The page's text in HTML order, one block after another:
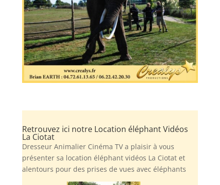
Retrouvez ici notre Location éléphant Vidéos
La Ciotat
Dresseur Animalier Cinéma TV a plaisir à vous
présenter sa location éléphant vidéos La Ciotat et
alentours pour des prises de vues avec éléphants